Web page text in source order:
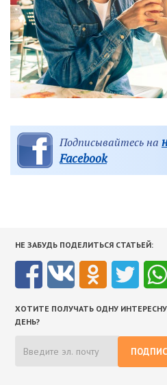
Подписывайтесь на
Facebook
НЕ ЗАБУДЬ ПОДЕЛИТЬСЯ СТАТЬЕЙ:
ХОТИТЕ ПОЛУЧАТЬ ОДНУ
ДЕНЬ?